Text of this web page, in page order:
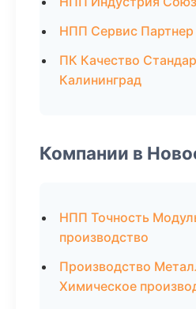
НПП Сервис
ПК Качество
Калининград
Компании в
НПП Точность
производство
Производство
Химическое